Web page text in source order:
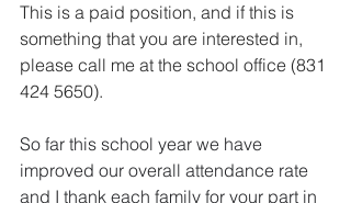
This is a paid position, and if this is
something that you are interested in,
please call me at the school office (831
424 5650).
So far this school year we have
improved our overall attendance rate
and I thank each family for your part in